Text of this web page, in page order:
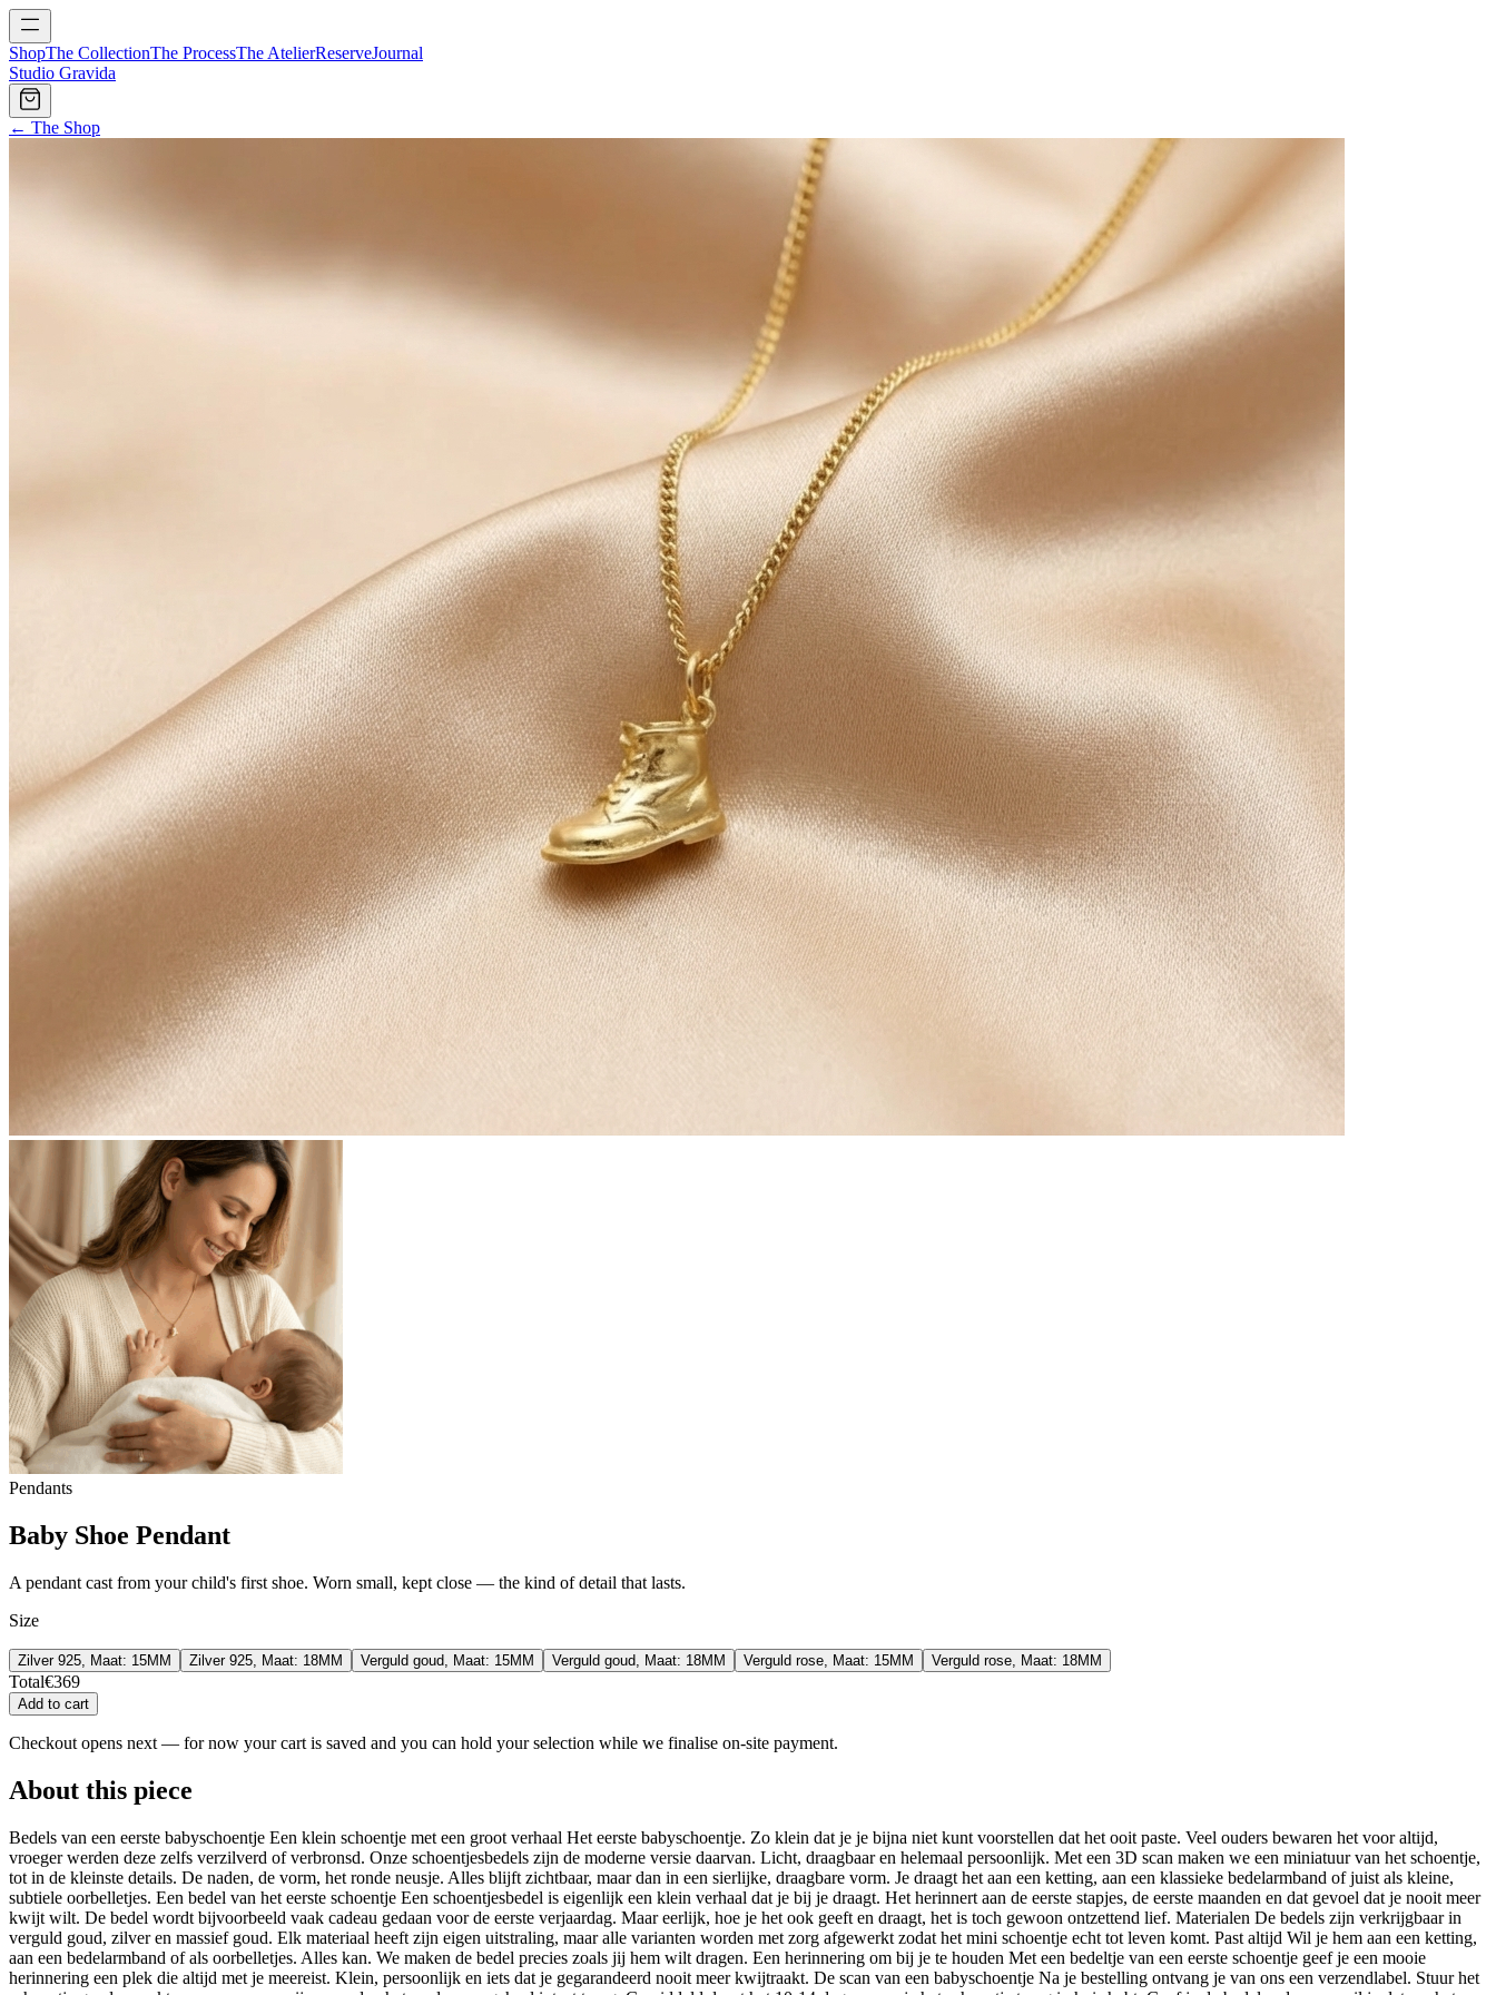
ShopThe CollectionThe ProcessThe AtelierReserveJournal
Studio Gravida
← The Shop
Pendants
Baby Shoe Pendant
A pendant cast from your child's first shoe. Worn small, kept close — the kind of detail that lasts.
Size
Zilver 925, Maat: 15MM Zilver 925, Maat: 18MM Verguld goud, Maat: 15MM Verguld goud, Maat: 18MM Verguld rose, Maat: 15MM Verguld rose, Maat: 18MM
Total€369
Add to cart
Checkout opens next — for now your cart is saved and you can hold your selection while we finalise on-site payment.
About this piece
Bedels van een eerste babyschoentje Een klein schoentje met een groot verhaal Het eerste babyschoentje. Zo klein dat je je bijna niet kunt voorstellen dat het ooit paste. Veel ouders bewaren het voor altijd,
vroeger werden deze zelfs verzilverd of verbronsd. Onze schoentjesbedels zijn de moderne versie daarvan. Licht, draagbaar en helemaal persoonlijk. Met een 3D scan maken we een miniatuur van het schoentje,
tot in de kleinste details. De naden, de vorm, het ronde neusje. Alles blijft zichtbaar, maar dan in een sierlijke, draagbare vorm. Je draagt het aan een ketting, aan een klassieke bedelarmband of juist als kleine,
subtiele oorbelletjes. Een bedel van het eerste schoentje Een schoentjesbedel is eigenlijk een klein verhaal dat je bij je draagt. Het herinnert aan de eerste stapjes, de eerste maanden en dat gevoel dat je nooit meer
kwijt wilt. De bedel wordt bijvoorbeeld vaak cadeau gedaan voor de eerste verjaardag. Maar eerlijk, hoe je het ook geeft en draagt, het is toch gewoon ontzettend lief. Materialen De bedels zijn verkrijgbaar in
verguld goud, zilver en massief goud. Elk materiaal heeft zijn eigen uitstraling, maar alle varianten worden met zorg afgewerkt zodat het mini schoentje echt tot leven komt. Past altijd Wil je hem aan een ketting,
aan een bedelarmband of als oorbelletjes. Alles kan. We maken de bedel precies zoals jij hem wilt dragen. Een herinnering om bij je te houden Met een bedeltje van een eerste schoentje geef je een mooie
herinnering een plek die altijd met je meereist. Klein, persoonlijk en iets dat je gegarandeerd nooit meer kwijtraakt. De scan van een babyschoentje Na je bestelling ontvang je van ons een verzendlabel. Stuur het